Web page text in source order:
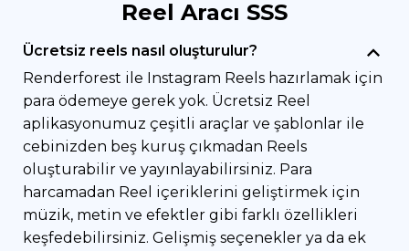
Reel Aracı SSS
Ücretsiz reels nasıl oluşturulur?
Renderforest ile Instagram Reels hazırlamak için
para ödemeye gerek yok. Ücretsiz Reel
aplikasyonumuz çeşitli araçlar ve şablonlar ile
cebinizden beş kuruş çıkmadan Reels
oluşturabilir ve yayınlayabilirsiniz. Para
harcamadan Reel içeriklerini geliştirmek için
müzik, metin ve efektler gibi farklı özellikleri
keşfedebilirsiniz. Gelişmiş seçenekler ya da ek